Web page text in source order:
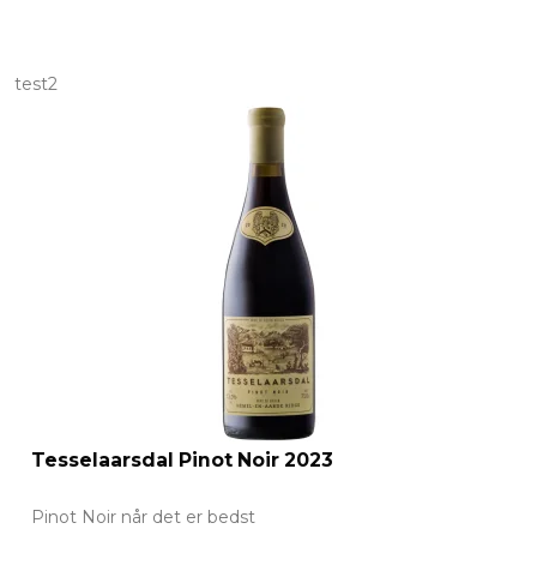
test2
Tesselaarsdal Pinot Noir 2023
Pinot Noir når det er bedst